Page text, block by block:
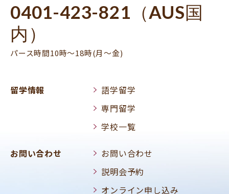
0401-423-821（AUS国
内）
パース時間10時～18時(月～金)
留学情報
語学留学
専門留学
学校一覧
お問い合わせ
お問い合わせ
説明会予約
オンライン申し込み